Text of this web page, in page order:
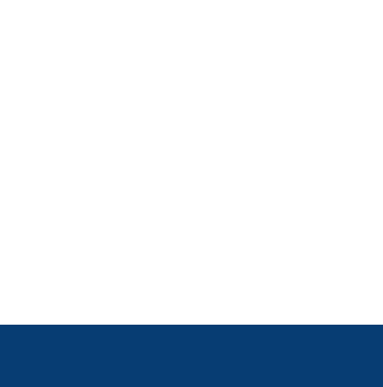
বিশ্বকাপ ফুটবল লাইভ দেখার উপায়